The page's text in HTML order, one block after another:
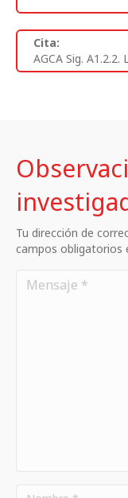
Cita:
AGCA Sig. A1.2.2.
Tu dirección de
campos obligatorios